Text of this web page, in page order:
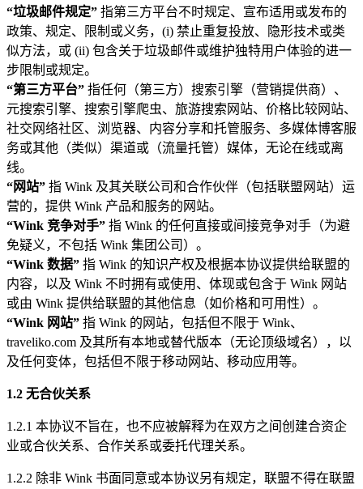
“垃圾邮件规定” 指第三方平台不时规定、宣布适用或发布的
政策、规定、限制或义务，(i) 禁止重复投放、隐形技术或类
似方法，或 (ii) 包含关于垃圾邮件或维护独特用户体验的进一
步限制或规定。
“第三方平台” 指任何（第三方）搜索引擎（营销提供商）、
元搜索引擎、搜索引擎爬虫、旅游搜索网站、价格比较网站、
社交网络社区、浏览器、内容分享和托管服务、多媒体博客服
务或其他（类似）渠道或（流量托管）媒体，无论在线或离
线。
“网站” 指 Wink 及其关联公司和合作伙伴（包括联盟网站）运
营的，提供 Wink 产品和服务的网站。
“Wink 竞争对手” 指 Wink 的任何直接或间接竞争对手（为避
免疑义，不包括 Wink 集团公司）。
“Wink 数据” 指 Wink 的知识产权及根据本协议提供给联盟的
内容，以及 Wink 不时拥有或使用、体现或包含于 Wink 网站
或由 Wink 提供给联盟的其他信息（如价格和可用性）。
“Wink 网站” 指 Wink 的网站，包括但不限于 Wink、
traveliko.com 及其所有本地或替代版本（无论顶级域名），以
及任何变体，包括但不限于移动网站、移动应用等。
1.2 无合伙关系
1.2.1 本协议不旨在，也不应被解释为在双方之间创建合资企
业或合伙关系、合作关系或委托代理关系。
1.2.2 除非 Wink 书面同意或本协议另有规定，联盟不得在联盟